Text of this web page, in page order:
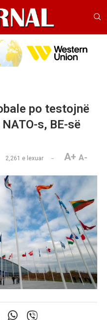
po testojnë
s, BE-së
2,261 e lexuar A+ A-